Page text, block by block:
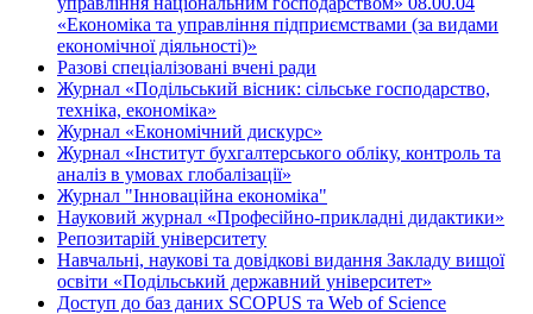
«Економіка та управління підприємствами (за видами
економічної діяльності)»
Разові спеціалізовані вчені ради
Журнал «Подільський вісник: сільське господарство,
техніка, економіка»
Журнал «Економічний дискурс»
Журнал «Інститут бухгалтерського обліку, контроль та
аналіз в умовах глобалізації»
Журнал "Інноваційна економіка"
Науковий журнал «Професійно-прикладні дидактики»
Репозитарій університету
Навчальні, наукові та довідкові видання Закладу вищої
освіти «Подільський державний університет»
Доступ до баз даних SCOPUS та Web of Science